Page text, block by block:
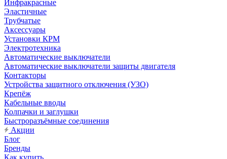
Инфракрасные
Эластичные
Трубчатые
Аксессуары
Установки КРМ
Электротехника
Автоматические выключатели
Автоматические выключатели защиты двигателя
Контакторы
Устройства защитного отключения (УЗО)
Крепёж
Кабельные вводы
Колпачки и заглушки
Быстроразъёмные соединения
Акции
Блог
Бренды
Как купить